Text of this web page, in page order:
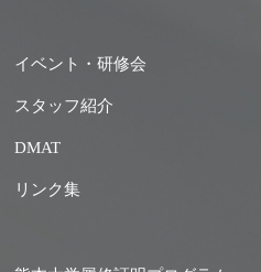
イベント・研修会
スタッフ紹介
DMAT
リンク集